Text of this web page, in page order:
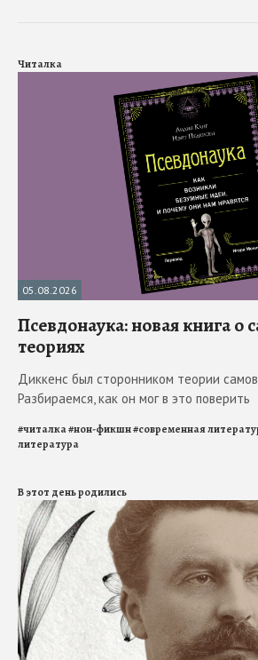
Читалка
05.08.2026
Псевдонаука: новая книга о
теориях
Диккенс был сторонником теории
Разбираемся, как он мог в это поверить
#читалка#нон-фикшн#современная
литература
В этот день родились